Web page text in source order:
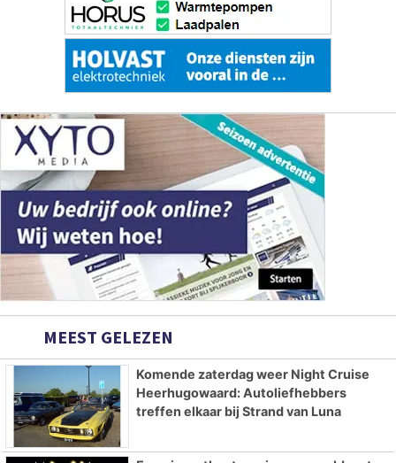
MEEST GELEZEN
Komende zaterdag weer Night Cruise
Heerhugowaard: Autoliefhebbers
treffen elkaar bij Strand van Luna